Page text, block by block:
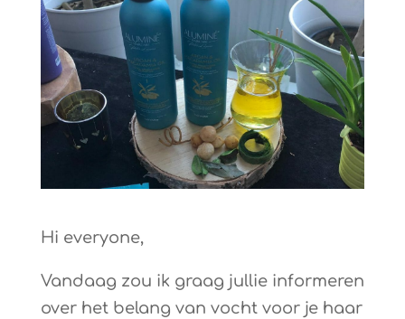
Hi everyone,
Vandaag zou ik graag jullie informeren
over het belang van vocht voor je haar